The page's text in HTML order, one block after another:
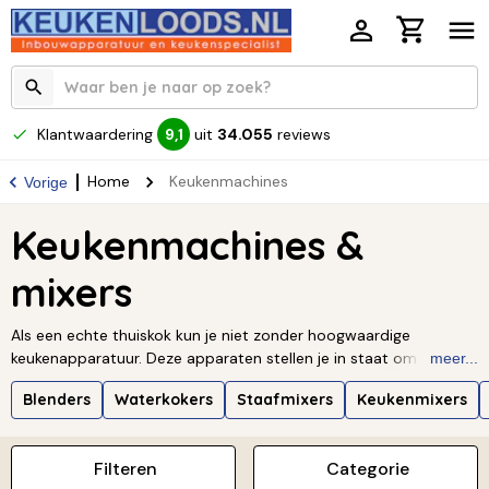
Klantwaardering 9,1 uit 34.055 reviews
Vorige Home Keukenmachines
Keukenmachines &
mixers
Als een echte thuiskok kun je niet zonder hoogwaardige
keukenapparatuur. Deze apparaten stellen je in staat om heerlijke
maaltijden of prachtige taarten te maken. Welk apparaat je ook
kiest, je hebt een groot aanbod in verschillende hulpmiddelen
of eenwaterkoker. Naast kwaliteit is het design van je
keukenapparatuur vaak net zo belangrijk. Keukenapparaten staan
meer...
Blenders Waterkokers Staafmixers Keukenmixers
Categorie
Filteren